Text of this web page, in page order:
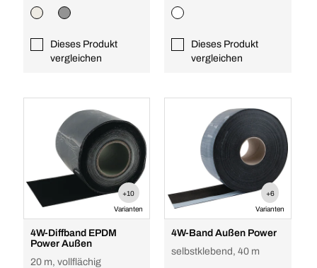
Dieses Produkt
vergleichen
Dieses Produkt
vergleichen
+10
Varianten
4W-Diffband EPDM
Power Außen
20 m, vollflächig
+6
Varianten
4W-Band Außen Power
selbstklebend, 40 m